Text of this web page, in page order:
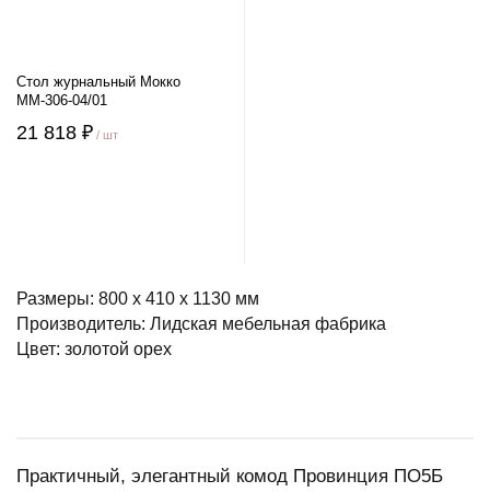
Стол журнальный Мокко
ММ-306-04/01
21 818 ₽ / шт
Размеры: 800 x 410 x 1130 мм
Производитель: Лидская мебельная фабрика
Цвет: золотой орех
Практичный, элегантный комод Провинция ПО5Б